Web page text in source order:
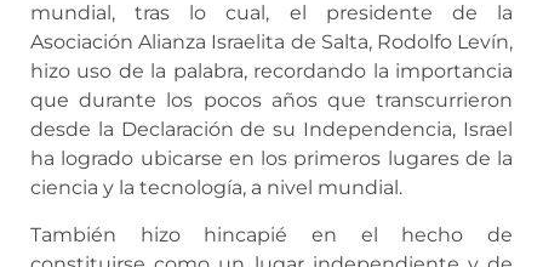
mundial, tras lo cual, el presidente de la
Asociación Alianza Israelita de Salta, Rodolfo Levín,
hizo uso de la palabra, recordando la importancia
que durante los pocos años que transcurrieron
desde la Declaración de su Independencia, Israel
ha logrado ubicarse en los primeros lugares de la
ciencia y la tecnología, a nivel mundial.
También hizo hincapié en el hecho de